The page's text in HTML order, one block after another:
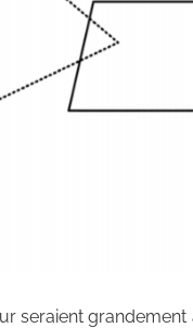
seraient